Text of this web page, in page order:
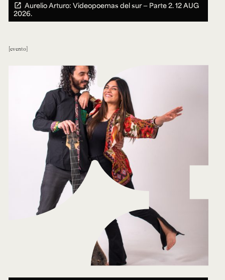
Aurelio Arturo: Videopoemas del sur — Parte 2.12 AUG
2026.
evento